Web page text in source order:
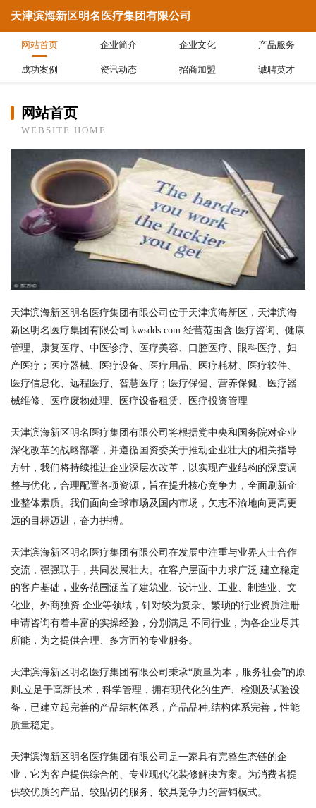
天津滨海新区明名医疗集团有限公司
网站首页 企业简介 企业文化 产品服务
成功案例 资讯动态 招商加盟 诚聘英才
网站首页
WEBSITE HOME
天津滨海新区明名医疗集团有限公司位于天津滨海新区，天津滨海
新区明名医疗集团有限公司 kwsdds.com 经营范围含:医疗咨询、健康
管理、康复医疗、中医诊疗、医疗美容、口腔医疗、眼科医疗、妇
产医疗；医疗器械、医疗设备、医疗用品、医疗耗材、医疗软件、
医疗信息化、远程医疗、智慧医疗；医疗保健、营养保健、医疗器
械维修、医疗废物处理、医疗设备租赁、医疗投资管理
天津滨海新区明名医疗集团有限公司将根据党中央和国务院对企业
深化改革的战略部署，并遵循国资委关于推动企业壮大的相关指导
方针，我们将持续推进企业深层次改革，以实现产业结构的深度调
整与优化，合理配置各项资源，旨在提升核心竞争力，全面刷新企
业整体素质。我们面向全球市场及国内市场，矢志不渝地向更高更
远的目标迈进，奋力拼搏。
天津滨海新区明名医疗集团有限公司在发展中注重与业界人士合作
交流，强强联手，共同发展壮大。在客户层面中力求广泛 建立稳定
的客户基础，业务范围涵盖了建筑业、设计业、工业、制造业、文
化业、外商独资 企业等领域，针对较为复杂、繁琐的行业资质注册
申请咨询有着丰富的实操经验，分别满足 不同行业，为各企业尽其
所能，为之提供合理、多方面的专业服务。
天津滨海新区明名医疗集团有限公司秉承“质量为本，服务社会”的原
则,立足于高新技术，科学管理，拥有现代化的生产、检测及试验设
备，已建立起完善的产品结构体系，产品品种,结构体系完善，性能
质量稳定。
天津滨海新区明名医疗集团有限公司是一家具有完整生态链的企
业，它为客户提供综合的、专业现代化装修解决方案。为消费者提
供较优质的产品、较贴切的服务、较具竞争力的营销模式。